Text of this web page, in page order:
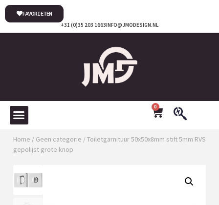
INFO@JMODESIGN.NL
+31 (0)35 203 1663
FAVORIETEN
0
Home / Geen categorie / Toiletgarnituur 50x50x8mm stift 5mm RVS
gepolijst grote knop